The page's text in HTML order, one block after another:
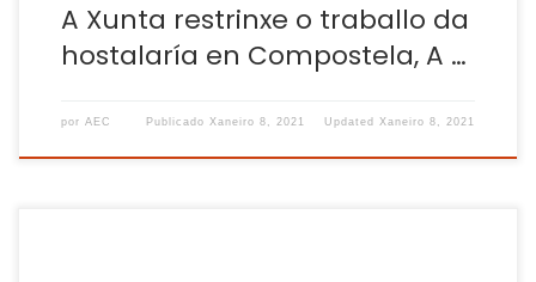
A Xunta restrinxe o traballo da
hostalaría en Compostela, A …
por AEC PublicadoXaneiro 8, 2021 UpdatedXaneiro 8, 2021